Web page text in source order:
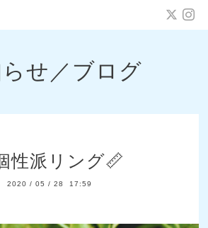
せ／ブログ
性派リング📏
2020 / 05 / 28 17:59